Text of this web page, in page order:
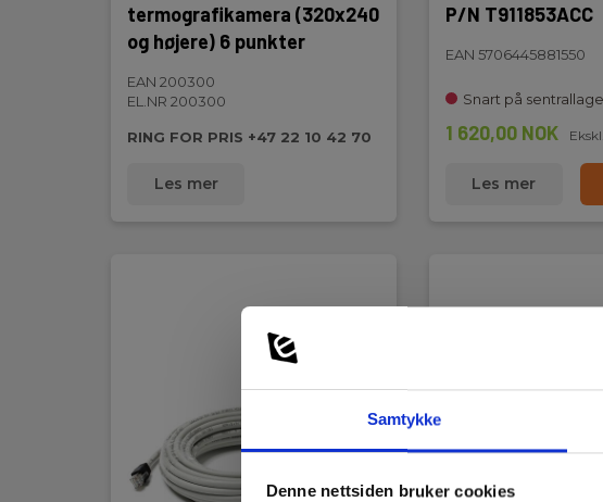
Samtykke
Denne nettsiden bruker cookies
termografikamera (320x240
og højere) 6 punkter
EAN 200300
EL.NR 200300
RING FOR PRIS +47 22 10 42 70
Les mer
P/N T911853ACC
EAN 5706445881550
Snart på
1 620,00 NOK
Les mer